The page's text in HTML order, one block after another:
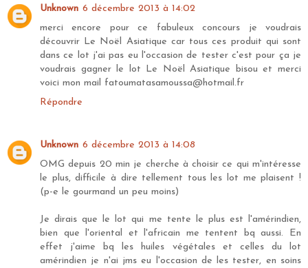
Unknown 6 décembre 2013 à 14:02
merci encore pour ce fabuleux concours je voudrais
découvrir Le Noël Asiatique car tous ces produit qui sont
dans ce lot j'ai pas eu l'occasion de tester c'est pour ça je
voudrais gagner le lot Le Noël Asiatique bisou et merci
voici mon mail fatoumatasamoussa@hotmail.fr
Répondre
Unknown 6 décembre 2013 à 14:08
OMG depuis 20 min je cherche à choisir ce qui m'intéresse
le plus, difficile à dire tellement tous les lot me plaisent !
(p-e le gourmand un peu moins)
Je dirais que le lot qui me tente le plus est l'amérindien,
bien que l'oriental et l'africain me tentent bq aussi. En
effet j'aime bq les huiles végétales et celles du lot
amérindien je n'ai jms eu l'occasion de les tester, en soins